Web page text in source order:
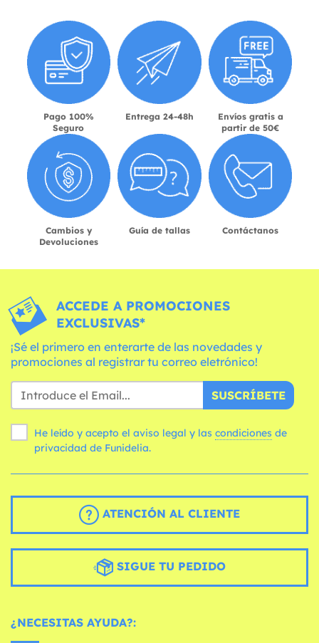
Pago 100%
Seguro
Entrega 24-48h
Envíos gratis a
partir de 50€
Cambios y
Devoluciones
Guía de tallas Contáctanos
ACCEDE A PROMOCIONES
EXCLUSIVAS*
¡Sé el primero en enterarte de las novedades y
promociones al registrar tu correo eletrónico!
SUSCRÍBETE
He leído y acepto el aviso legal y las condiciones
privacidad de Funidelia.
ATENCIÓN AL CLIENTE
SIGUE TU PEDIDO
¿NECESITAS AYUDA?: